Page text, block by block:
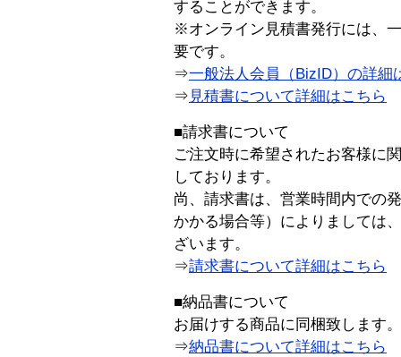
することができます。
※オンライン見積書発行には、
要です。
⇒一般法人会員（BizID）の詳細
⇒ 見積書について詳細はこちら
■請求書について
ご注文時に希望されたお客様に
しております。
尚、請求書は、営業時間内での
かかる場合等）によりましては
ざいます。
⇒請求書について詳細はこちら
■納品書について
お届けする商品に同梱致します。
⇒納品書について詳細はこちら